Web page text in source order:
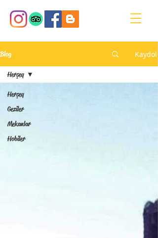
Blog Kaydol
Herşey
Geziler
Mekanlar
Hobiler
Herşey